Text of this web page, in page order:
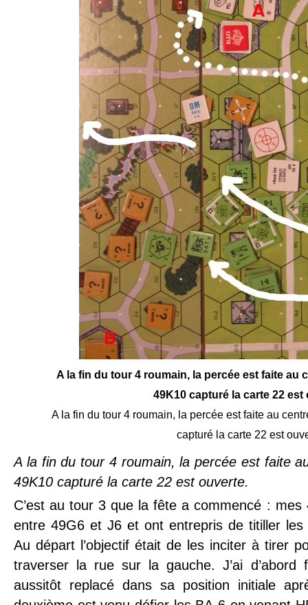
A la fin du tour 4 roumain, la percée est faite au
49K10 capturé la carte 22 est
A la fin du tour 4 roumain, la percée est faite au
capturé la carte 22 est
A la fin du tour 4 roumain, la percée est faite
49K10 capturé la carte 22 est ouverte.
C’est au tour 3 que la fête a commencé : mes
entre 49G6 et J6 et ont entrepris de titiller
Au départ l’objectif était de les inciter à tirer
traverser la rue sur la gauche. J’ai d’abord
aussitôt replacé dans sa position initiale